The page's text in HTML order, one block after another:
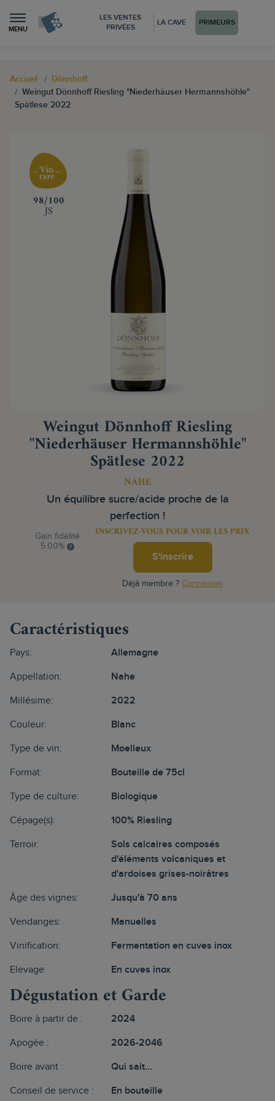
MENU
LES VENTES
PRIVÉES
LA CAVE PRIMEURS
Accueil
Dönnhoff
Weingut Dönnhoff Riesling "Niederhäuser Hermannshöhle"
Spätlese 2022
‍98/100
JS
Weingut Dönnhoff Riesling
"Niederhäuser Hermannshöhle"
Spätlese 2022
NAHE
Un équilibre sucre/acide proche de la
perfection !
Gain fidélité
5.00%
INSCRIVEZ-VOUS POUR VOIR LES PRIX
S'inscrire
Déjà membre ? Connexion
Caractéristiques
Pays: Allemagne
Appellation: Nahe
Millésime: 2022
Couleur: Blanc
Type de vin: Moelleux
Format: Bouteille de 75cl
Type de culture: Biologique
Cépage(s): 100% Riesling
Terroir:
Sols calcaires composés
d'éléments volcaniques et
d'ardoises grises-noirâtres
Âge des vignes: Jusqu'à 70 ans
Vendanges: Manuelles
Vinification: Fermentation en cuves inox
Elevage: En cuves inox
Dégustation et Garde
Boire à partir de : 2024
Apogée : 2026-2046
Boire avant : Qui sait...
Conseil de service : En bouteille